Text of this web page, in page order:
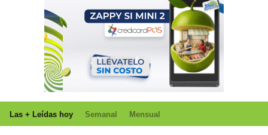
Las + Leídas hoy Semanal Mensual